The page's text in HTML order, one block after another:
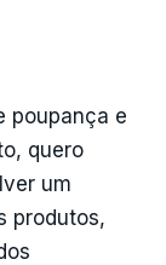
poupança e
quero
um
produtos,